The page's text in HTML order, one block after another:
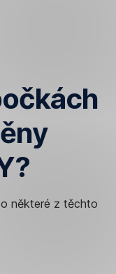
některé z těchto